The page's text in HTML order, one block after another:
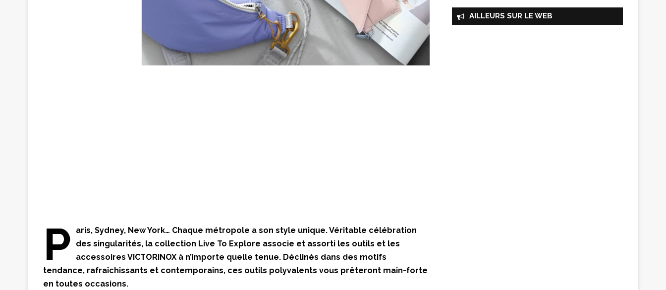
P
aris, Sydney, New York… Chaque métropole a son style unique. Véritable célébration
des singularités, la collection Live To Explore associe et assorti les outils et les
accessoires VICTORINOX à n’importe quelle tenue. Déclinés dans des motifs
tendance, rafraîchissants et contemporains, ces outils polyvalents vous prêteront main-forte
en toutes occasions.
AILLEURS SUR LE WEB